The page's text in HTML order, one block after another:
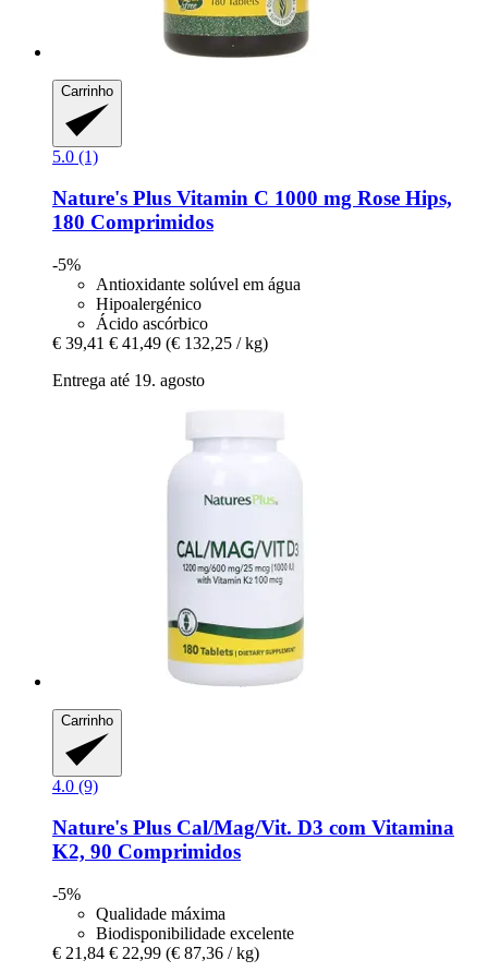
Carrinho
5.0 (1)
Nature's Plus Vitamin C 1000 mg Rose Hips,
180 Comprimidos
-5%
Antioxidante solúvel em água
Hipoalergénico
Ácido ascórbico
€ 39,41 € 41,49 (€ 132,25 / kg)
Entrega até 19. agosto
Carrinho
4.0 (9)
Nature's Plus Cal/Mag/Vit. D3 com Vitamina
K2, 90 Comprimidos
-5%
Qualidade máxima
Biodisponibilidade excelente
€ 21,84 € 22,99 (€ 87,36 / kg)